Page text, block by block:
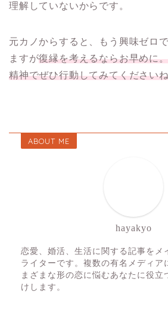
理解していないからです。
元カノからすると、もう興味ゼロ
ますが復縁を考えるならお早めに
精神でぜひ行動してみてください
ABOUT ME
hayakyo
恋愛、婚活、生活に関する記事をメ
ライターです。複数の有名メディア
まざまな形の恋に悩むあなたに役立
けします。